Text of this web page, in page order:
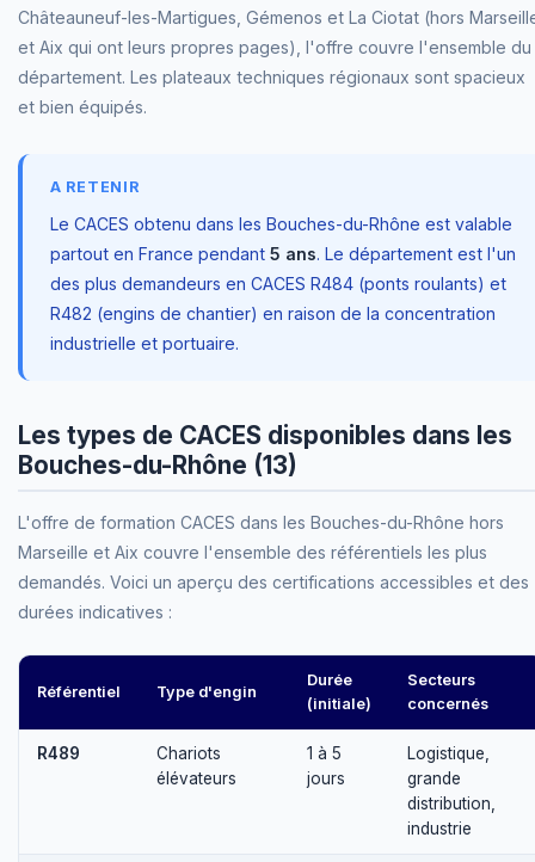
Châteauneuf-les-Martigues, Gémenos et La Ciotat (hors
et Aix qui ont leurs propres pages), l'offre couvre l'ensemble du
département. Les plateaux techniques régionaux sont spacieux
et bien équipés.
A RETENIR
Le CACES obtenu dans les Bouches-du-Rhône est valable
partout en France pendant 5 ans. Le département est l'un
des plus demandeurs en CACES R484 (ponts roulants) et
R482 (engins de chantier) en raison de la concentration
industrielle et portuaire.
Les types de CACES disponibles dans les
Bouches-du-Rhône (13)
L'offre de formation CACES dans les Bouches-du-Rhône hors
Marseille et Aix couvre l'ensemble des référentiels les plus
demandés. Voici un aperçu des certifications accessibles et des
durées indicatives :
Référentiel Type d'engin
Durée
(initiale)
Secteurs
concernés
R489
Chariots
élévateurs
1 à 5
jours
Logistique,
grande
distribution,
industrie